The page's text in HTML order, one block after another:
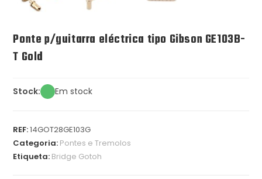
Ponte p/guitarra eléctrica tipo Gibson GE103B-
T Gold
Stock: Em stock
REF:14GOT28GE103G
Categoria: Pontes e Tremolos
Etiqueta: Bridge Gotoh